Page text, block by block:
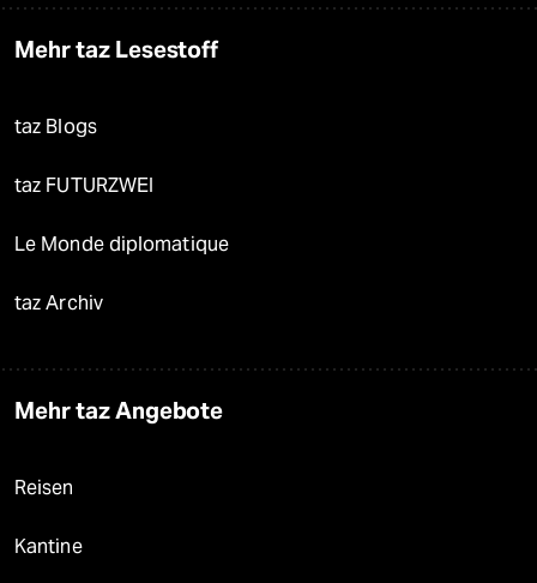
Mehr taz Lesestoff
taz Blogs
taz FUTURZWEI
Le Monde diplomatique
taz Archiv
Mehr taz Angebote
Reisen
Kantine